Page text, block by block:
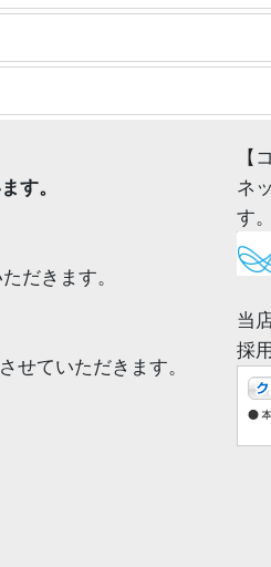
す。
だきます。
ていただきます。
【
ネ
す。
当
採